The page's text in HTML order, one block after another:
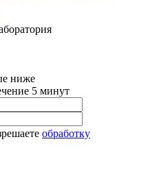
ниже
5 минут
обработку